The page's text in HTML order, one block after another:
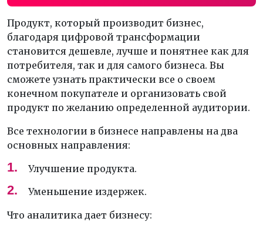
Продукт, который производит бизнес,
благодаря цифровой трансформации
становится дешевле, лучше и понятнее как для
потребителя, так и для самого бизнеса. Вы
сможете узнать практически все о своем
конечном покупателе и организовать свой
продукт по желанию определенной аудитории.
Все технологии в бизнесе направлены на два
основных направления:
Улучшение продукта.
Уменьшение издержек.
Что аналитика дает бизнесу: